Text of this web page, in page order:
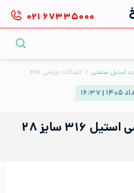
۰۲۱ ۶۷۳۳۵۰۰۰
استیل صنعتی / اتصالات جوشی BW
زانو ۹۰ درجه جوشی استیل ۳۱۶ سایز ۲۸